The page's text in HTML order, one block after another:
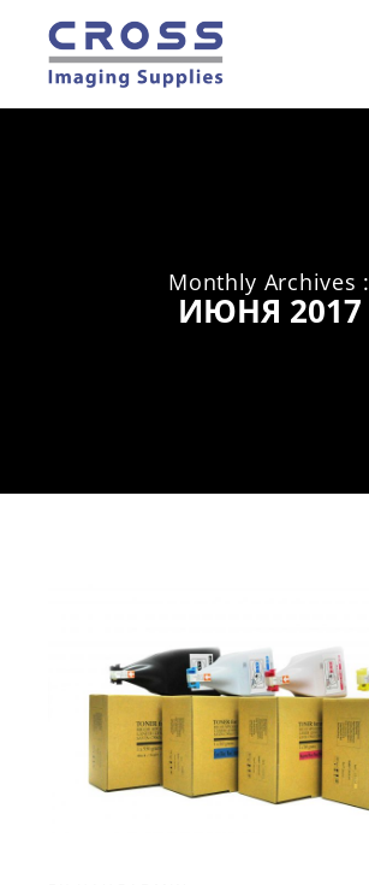
Monthly Archives :
ИЮНЯ 2017